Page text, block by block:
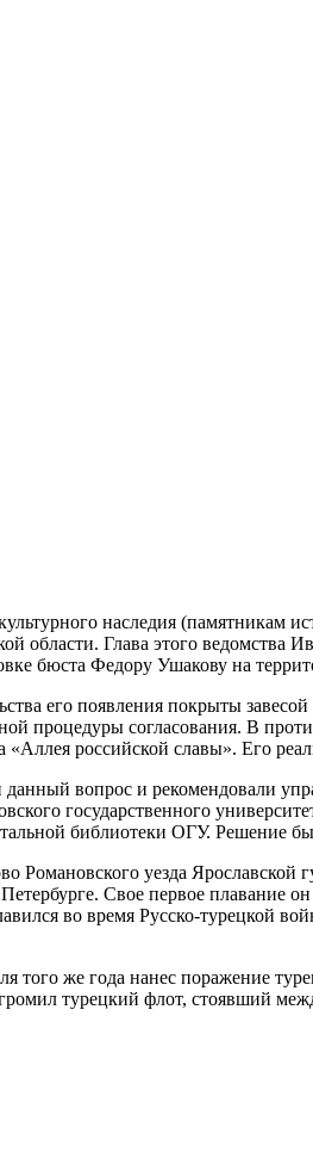
наследия (памятникам
области. Глава этого
бюста Федору Ушакову на
его появления покрыты
процедуры согласования. В
российской славы». Его
вопрос и рекомендовали
государственного
библиотеки ОГУ. Решение
Романовского уезда
Свое первое плавание
во время Русско-турецкой
же года нанес поражение
турецкий флот, стоявший